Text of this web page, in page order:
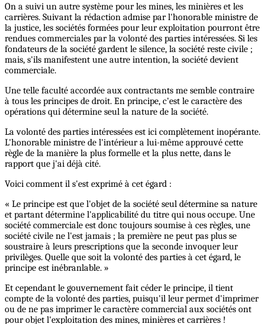
On a suivi un autre système pour les mines, les minières et les
carrières. Suivant la rédaction admise par l'honorable ministre de
la justice, les sociétés formées pour leur exploitation pourront être
rendues commerciales par la volonté des parties intéressées. Si les
fondateurs de la société gardent le silence, la société reste civile ;
mais, s'ils manifestent une autre intention, la société devient
commerciale.
Une telle faculté accordée aux contractants me semble contraire
à tous les principes de droit. En principe, c'est le caractère des
opérations qui détermine seul la nature de la société.
La volonté des parties intéressées est ici complètement inopérante.
L'honorable ministre de l'intérieur a lui-même approuvé cette
règle de la manière la plus formelle et la plus nette, dans le
rapport que j'ai déjà cité.
Voici comment il s'est exprimé à cet égard :
« Le principe est que l'objet de la société seul détermine sa nature
et partant détermine l'applicabilité du titre qui nous occupe. Une
société commerciale est donc toujours soumise à ces règles, une
société civile ne l'est jamais ; la première ne peut pas plus se
soustraire à leurs prescriptions que la seconde invoquer leur
privilèges. Quelle que soit la volonté des parties à cet égard, le
principe est inébranlable. »
Et cependant le gouvernement fait céder le principe, il tient
compte de la volonté des parties, puisqu'il leur permet d'imprimer
ou de ne pas imprimer le caractère commercial aux sociétés ont
pour objet l'exploitation des mines, minières et carrières !